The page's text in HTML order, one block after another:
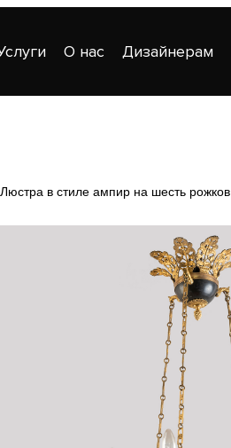
О нас Дизайнерам
Люстра в стиле ампир на шесть рожков